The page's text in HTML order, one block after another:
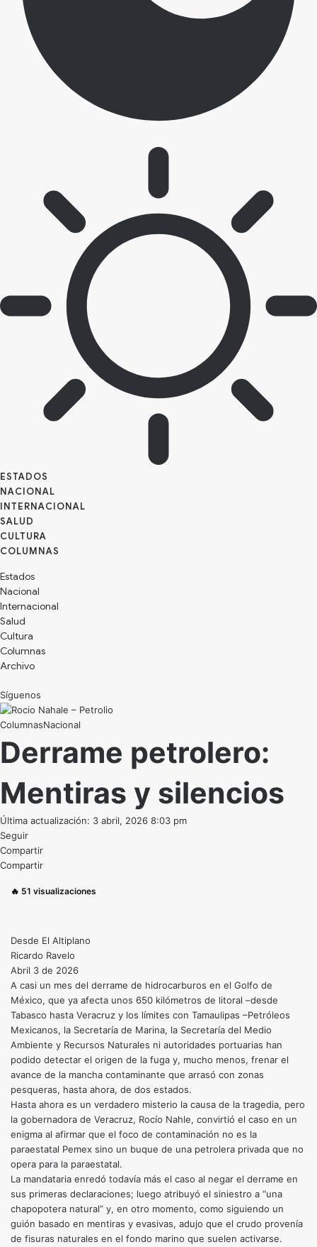
ESTADOS
NACIONAL
INTERNACIONAL
SALUD
CULTURA
Estados
Nacional
Internacional
Salud
Cultura
Archivo
Síguenos
Nacional
Derrame petrolero:
Mentiras y silencios
Última actualización: 3 abril, 2026 8:03 pm
Seguir
Compartir
Compartir
🔥 51 visualizaciones
Desde El Altiplano
Ricardo Ravelo
Abril 3 de 2026
A casi un mes del derrame de hidrocarburos en el Golfo de
México, que ya afecta unos 650 kilómetros de litoral –desde
Tabasco hasta Veracruz y los límites con Tamaulipas –Petróleos
Mexicanos, la Secretaría de Marina, la Secretaría del Medio
Ambiente y Recursos Naturales ni autoridades portuarias han
podido detectar el origen de la fuga y, mucho menos, frenar el
avance de la mancha contaminante que arrasó con zonas
pesqueras, hasta ahora, de dos estados.
Hasta ahora es un verdadero misterio la causa de la tragedia, pero
la gobernadora de Veracruz, Rocío Nahle, convirtió el caso en un
enigma al afirmar que el foco de contaminación no es la
paraestatal Pemex sino un buque de una petrolera privada que no
opera para la paraestatal.
La mandataria enredó todavía más el caso al negar el derrame en
sus primeras declaraciones; luego atribuyó el siniestro a “una
chapopotera natural” y, en otro momento, como siguiendo un
guión basado en mentiras y evasivas, adujo que el crudo provenía
de fisuras naturales en el fondo marino que suelen activarse.